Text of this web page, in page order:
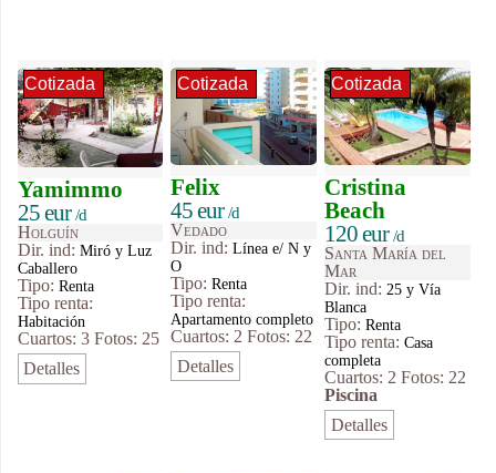
Cotizada
Yamimmo
25 eur/d
Holguín
Dir. ind: Miró y Luz
Caballero
Tipo: Renta
Tipo renta:
Habitación
Cuartos: 3 Fotos: 25
Detalles
Cotizada
Felix
45 eur/d
Vedado
Dir. ind:Línea e/ N y
O
Tipo:Renta
Tipo renta:
Apartamento completo
Cuartos: 2 Fotos: 22
Detalles
Cotizada
Cristina
Beach
120 eur/d
Santa María del
Mar
Dir. ind: 25 y Vía
Blanca
Tipo:Renta
Tipo renta:Casa
completa
Cuartos: 2 Fotos: 22
Piscina
Detalles